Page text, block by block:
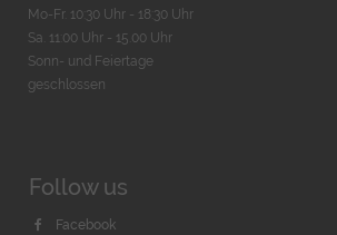
Mo-Fr. 10:30 Uhr - 18:30 Uhr
Sa. 11:00 Uhr - 15.00 Uhr
Sonn- und Feiertage
geschlossen
Follow us
Facebook